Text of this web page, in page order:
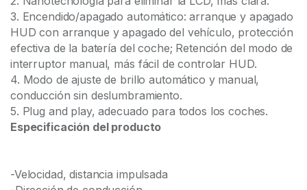
3. Encendido/apagado automático: arranque y apagado
HUD con arranque y apagado del vehículo, protección
efectiva de la batería del coche; Retención del modo de
interruptor manual, más fácil de controlar HUD.
4. Modo de ajuste de brillo automático y manual,
conducción sin deslumbramiento.
5. Plug and play, adecuado para todos los coches.
Especificación del producto
-Velocidad, distancia impulsada